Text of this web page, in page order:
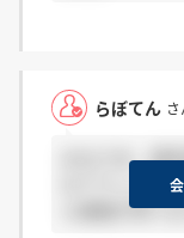
らぼてん
みなさま、選
のアドレスか
ら連絡が来て